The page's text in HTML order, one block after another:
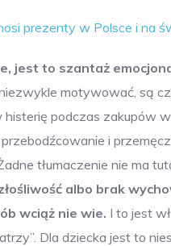
prezenty w Polsce i na
jest to szantaż
motywować, są
podczas zakupów w
i
tłumaczenie nie ma
albo brak
wciąż nie wie. I to jest
Dla dziecka jest to